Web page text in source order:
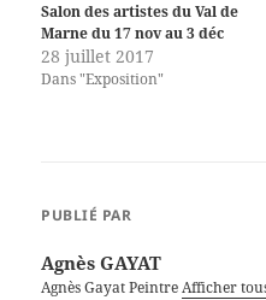
Salon des artistes du Val de
Marne du 17 nov au 3 déc
28 juillet 2017
Dans "Exposition"
PUBLIÉ PAR
Agnès GAYAT
Agnès Gayat PeintreAfficher